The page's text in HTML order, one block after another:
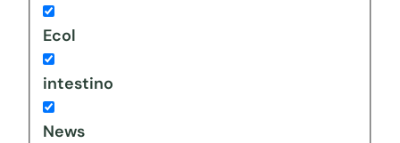
Ecol
intestino
News